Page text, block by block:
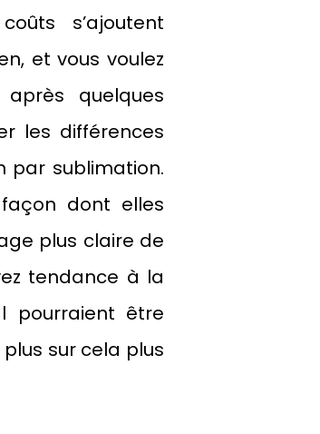
s’ajoutent
et vous voulez
quelques
les différences
par sublimation.
dont elles
plus claire de
tendance à la
pourraient être
sur cela plus